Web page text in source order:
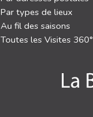
Par types de lieux
Au fil des saisons
Toutes les Visites 360°